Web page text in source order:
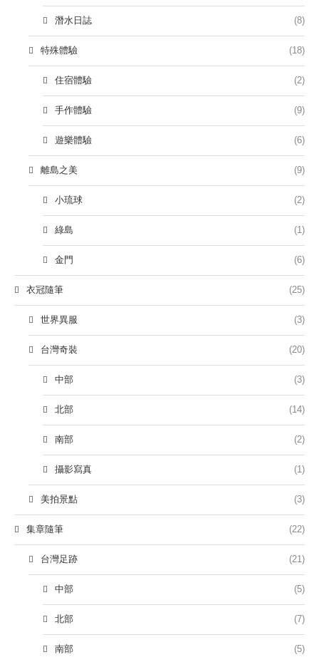
潛水日誌 (8)
特殊體驗 (18)
住宿體驗 (2)
手作體驗 (9)
遊樂體驗 (6)
離島之美 (9)
小琉球 (2)
綠島 (1)
金門 (6)
衣冠隨筆 (25)
世界異服 (3)
台灣奇裝 (20)
中部 (3)
北部 (14)
南部 (2)
攝影寫真 (1)
美拍景點 (3)
集章隨筆 (22)
台灣足跡 (21)
中部 (5)
北部 (7)
南部 (5)